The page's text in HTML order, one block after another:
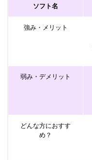
ソフト名
強み・メリット
弱み・デメリット
どんな方におすす
め？